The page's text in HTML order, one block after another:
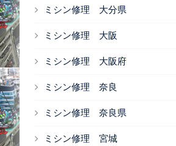
ミシン修理 大分県
ミシン修理 大阪
ミシン修理 大阪府
ミシン修理 奈良
ミシン修理 奈良県
ミシン修理 宮城